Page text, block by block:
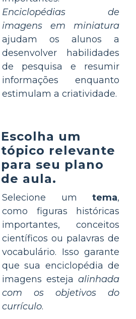
Enciclopédias de
imagens em miniatura
ajudam os alunos a
desenvolver habilidades
de pesquisa e resumir
informações enquanto
estimulam a criatividade.
Escolha um
tópico relevante
para seu plano
de aula.
Selecione um tema,
como figuras históricas
importantes, conceitos
científicos ou palavras de
vocabulário. Isso garante
que sua enciclopédia de
imagens esteja alinhada
com os objetivos do
currículo.